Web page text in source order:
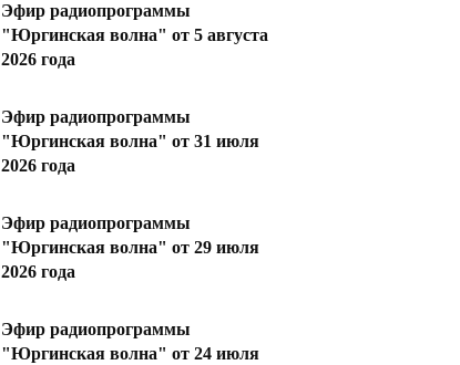
Эфир радиопрограммы
"Юргинская волна" от 5 августа
2026 года
Эфир радиопрограммы
"Юргинская волна" от 31 июля
2026 года
Эфир радиопрограммы
"Юргинская волна" от 29 июля
2026 года
Эфир радиопрограммы
"Юргинская волна" от 24 июля